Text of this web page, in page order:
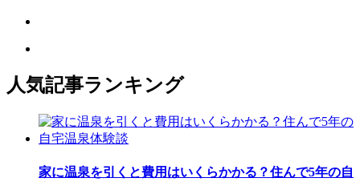
人気記事ランキング
家に温泉を引くと費用はいくらかかる？住んで5年の自